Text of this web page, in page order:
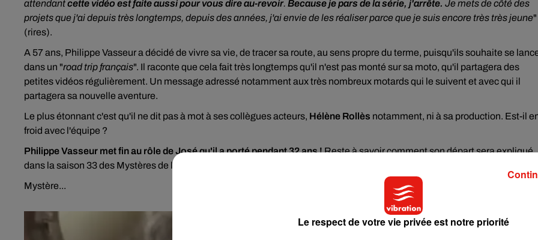
attendantcette vidéo est faite aussi pour vous dire au-revoir. Because je pars de la série, j'arrête. Je mets de côté des
projets que j'ai depuis très longtemps, depuis des années, j'ai envie de les réaliser parce que je suis encore très très jeune"
(rires).
A 57 ans, Philippe Vasseur a décidé de vivre sa vie, de tracer sa route, au sens propre du terme, puisqu'ils souhaite se
dans un "road trip français". Il raconte que cela fait très longtemps qu'il n'est pas monté sur sa moto, qu'il partagera des
petites vidéos régulièrement. Un message adressé notamment aux très nombreux motards qui le suivent et avec qui il
partagera sa nouvelle aventure.
Le plus étonnant c'est qu'il ne dit pas à mot à ses collègues acteurs, Hélène Rollès notamment, ni à sa production. Est-il
froid avec l'équipe ?
Philippe Vasseur met fin au rôle de José qu'il a porté pendant 32 ans !Reste à savoir comment son départ sera expliqué
dans la saison 33 des Mystères de l'Amour.
Mystère...
Le respect de votre vie privée est notre priorité